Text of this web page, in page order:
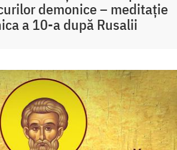
demonice – meditație
a 10-a după Rusalii